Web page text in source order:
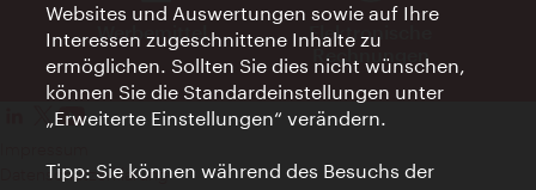
Werbemittel
Elektronische
Rechnungen
Datenschutzerklärung
Websites und Auswertungen sowie auf Ihre
Interessen zugeschnittene Inhalte zu
ermöglichen. Sollten Sie dies nicht wünschen,
können Sie die Standardeinstellungen unter
„Erweiterte Einstellungen“ verändern.
Tipp: Sie können während des Besuchs der